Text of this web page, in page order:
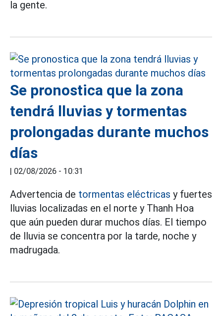
la gente.
Se pronostica que la zona
tendrá lluvias y tormentas
prolongadas durante muchos
días
| 02/08/2026 - 10:31
Advertencia de tormentas eléctricas y fuertes
lluvias localizadas en el norte y Thanh Hoa
que aún pueden durar muchos días. El tiempo
de lluvia se concentra por la tarde, noche y
madrugada.